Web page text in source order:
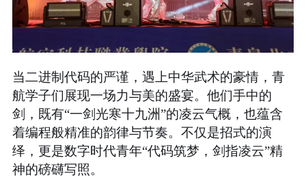
当二进制代码的严谨，遇上中华武术的豪情，青
航学子们展现一场力与美的盛宴。他们手中的
剑，既有“一剑光寒十九洲”的凌云气概，也蕴含
着编程般精准的韵律与节奏。不仅是招式的演
绎，更是数字时代青年“代码筑梦，剑指凌云”精
神的磅礴写照。